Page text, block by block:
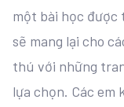
một bài học được
sẽ mang lại cho
thú với những
lựa chọn. Các em